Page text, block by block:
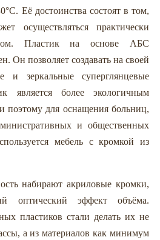
Её достоинства состоят в том,
осуществляться практически
Пластик на основе АБС
Он позволяет создавать на своей
и зеркальные суперглянцевые
является более экологичным
для оснащения больниц,
и общественных
мебель с кромкой из
набирают акриловые кромки,
оптический эффект объёма.
пластиков стали делать их не
а из материалов как минимум